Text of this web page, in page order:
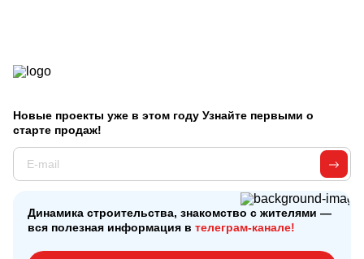
Новые проекты уже в этом году Узнайте первыми о
старте продаж!
Динамика строительства, знакомство с жителями —
вся полезная информация в телеграм-канале!